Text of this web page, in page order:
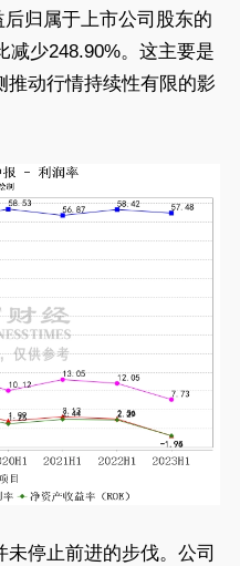
归属于上市公司股东的
减少248.90%。这主要是
推动行情持续性有限的影
停止前进的步伐。公司